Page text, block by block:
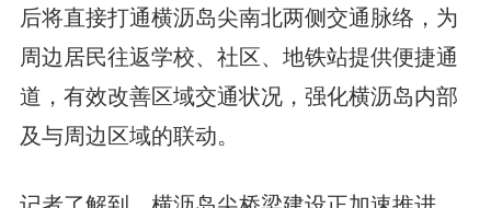
后将直接打通横沥岛尖南北两侧交通脉络，为
周边居民往返学校、社区、地铁站提供便捷通
道，有效改善区域交通状况，强化横沥岛内部
及与周边区域的联动。